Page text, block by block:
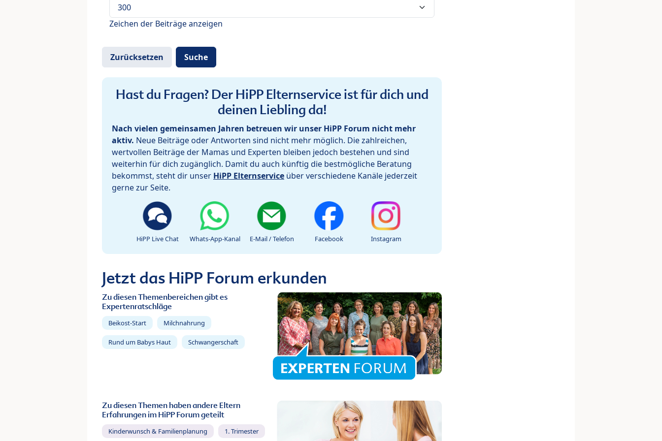
Zeichen der Beiträge anzeigen
Hast du Fragen? Der HiPP Elternservice ist für dich und
deinen Liebling da!
Nach vielen gemeinsamen Jahren betreuen wir unser HiPP Forum nicht mehr
aktiv. Neue Beiträge oder Antworten sind nicht mehr möglich. Die zahlreichen,
wertvollen Beiträge der Mamas und Experten bleiben jedoch bestehen und sind
weiterhin für dich zugänglich. Damit du auch künftig die bestmögliche Beratung
bekommst, steht dir unser HiPP Elternservice über verschiedene Kanäle jederzeit
gerne zur Seite.
HiPP Live Chat Whats-App-Kanal E-Mail / Telefon Facebook Instagram
Jetzt das HiPP Forum erkunden
Zu diesen Themenbereichen gibt es
Expertenratschläge
Beikost-Start Milchnahrung
Rund um Babys Haut Schwangerschaft
Zu diesen Themen haben andere Eltern
Erfahrungen im HiPP Forum geteilt
Kinderwunsch & Familienplanung 1. Trimester